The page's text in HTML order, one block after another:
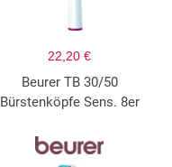
22,20 €
Beurer TB 30/50
Bürstenköpfe Sens. 8er